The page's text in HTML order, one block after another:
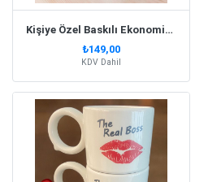
Kişiye Özel Baskılı Ekonomik Beyaz Kupa Bardak
₺149,00
KDV Dahil